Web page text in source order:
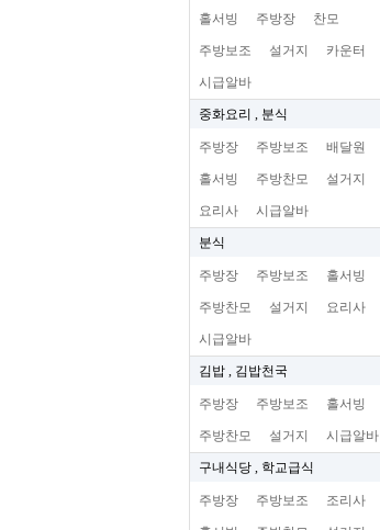
홀서빙 주방장 찬모
주방보조 설거지 카운터
시급알바
중화요리 , 분식
주방장 주방보조 배달원
홀서빙 주방찬모 설거지
요리사 시급알바
분식
주방장 주방보조 홀서빙
주방찬모 설거지 요리사
시급알바
김밥 , 김밥천국
주방장 주방보조 홀서빙
주방찬모 설거지 시급알바
구내식당 , 학교급식
주방장 주방보조 조리사